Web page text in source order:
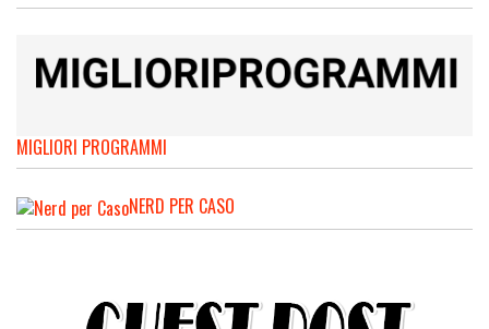
MIGLIORI PROGRAMMI
NERD PER CASO